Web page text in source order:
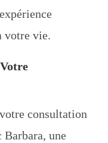
votre vie.
consultation
Barbara, une